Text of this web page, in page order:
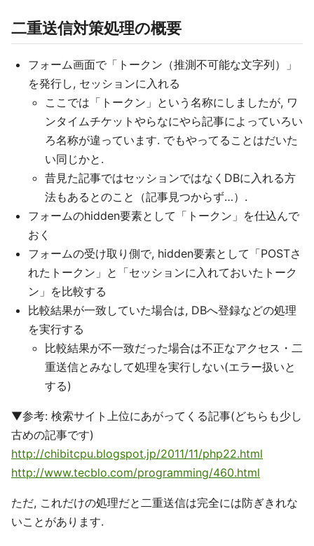
二重送信対策処理の概要
フォーム画面で「トークン（推測不可能な文字列）」
を発行し, セッションに入れる
ここでは「トークン」という名称にしましたが, ワ
ンタイムチケットやらなにやら記事によっていろい
ろ名称が違っています. でもやってることはだいた
い同じかと.
昔見た記事ではセッションではなくDBに入れる方
法もあるとのこと（記事見つからず…）.
フォームのhidden要素として「トークン」を仕込んで
おく
フォームの受け取り側で, hidden要素として「POSTさ
れたトークン」と「セッションに入れておいたトーク
ン」を比較する
比較結果が一致していた場合は, DBへ登録などの処理
を実行する
比較結果が不一致だった場合は不正なアクセス・二
重送信とみなして処理を実行しない(エラー扱いと
する)
▼参考: 検索サイト上位にあがってくる記事(どちらも少し
古めの記事です)
http://chibitcpu.blogspot.jp/2011/11/php22.html
http://www.tecblo.com/programming/460.html
ただ, これだけの処理だと二重送信は完全には防ぎきれな
いことがあります.